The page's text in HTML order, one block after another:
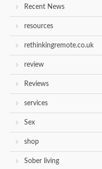
Recent News
resources
rethinkingremote.co.uk
review
Reviews
services
Sex
shop
Sober living